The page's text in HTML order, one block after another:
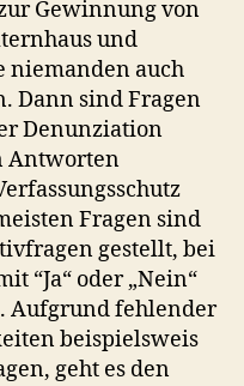
Gewinnung von
und
niemanden auch
Dann sind Fragen
Denunziation
Antworten
Fragen sind
gestellt, bei
“Ja“ oder „Nein“
Aufgrund fehlender
beispielsweis
geht es den